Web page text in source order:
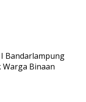
Bandarlampung
Warga Binaan